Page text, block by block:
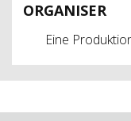
ORGANISER
Eine